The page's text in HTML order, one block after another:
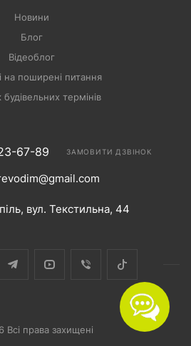
Новини
Блог
Відеоблог
на поширені питання
термінів
67-89 ЗАМОВИТИ ДЗВІНОК
вул. Текстильна, 44
Всі права захищені